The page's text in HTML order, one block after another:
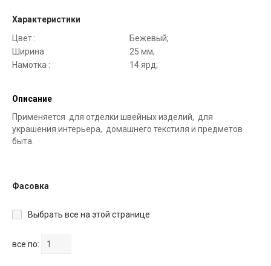
Характеристики
Цвет :
Бежевый;
Ширина :
25 мм;
Намотка :
14 ярд;
Описание
Применяется для отделки швейных изделий, для
украшения интерьера, домашнего текстиля и предметов
быта.
Фасовка
Выбрать все на этой странице
все по: